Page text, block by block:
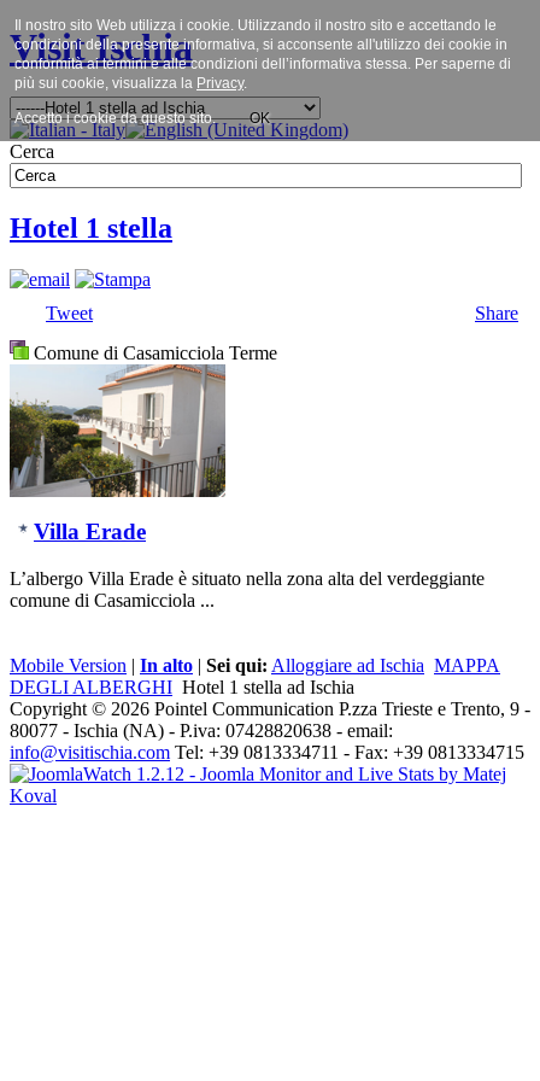
Visit Ischia
Cerca
Hotel 1 stella
Tweet
Share
Comune di Casamicciola Terme
Villa Erade
L’albergo Villa Erade è situato nella zona alta del verdeggiante
comune di Casamicciola ...
Mobile Version | In alto | Sei qui: Alloggiare ad Ischia MAPPA
DEGLI ALBERGHI Hotel 1 stella ad Ischia
Copyright © 2026 Pointel Communication P.zza Trieste e Trento, 9 -
80077 - Ischia (NA) - P.iva: 07428820638 - email:
info@visitischia.com Tel: +39 0813334711 - Fax: +39 0813334715
Il nostro sito Web utilizza i cookie. Utilizzando il nostro sito e accettando le
condizioni della presente informativa, si acconsente all'utilizzo dei cookie in
conformità ai termini e alle condizioni dell’informativa stessa. Per saperne di
più sui cookie, visualizza la Privacy.
Accetto i cookie da questo sito. OK